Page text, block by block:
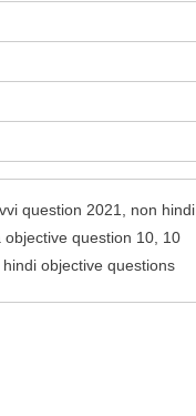
question 2021, non hindi
question 10, 10
objective questions